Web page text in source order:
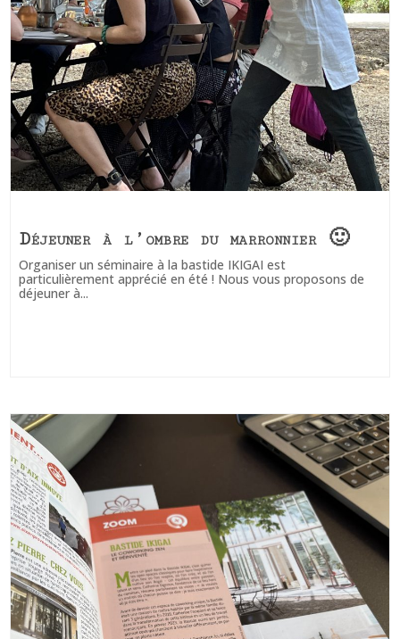
Déjeuner à l’ombre du marronnier 🙂
Organiser un séminaire à la bastide IKIGAI est
particulièrement apprécié en été ! Nous vous proposons de
déjeuner à...